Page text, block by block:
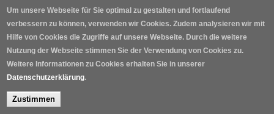
Um unsere Webseite für Sie optimal zu gestalten und fortlaufend
verbessern zu können, verwenden wir Cookies. Zudem analysieren wir mit
Hilfe von Cookies die Zugriffe auf unsere Webseite. Durch die weitere
Nutzung der Webseite stimmen Sie der Verwendung von Cookies zu.
Weitere Informationen zu Cookies erhalten Sie in unserer
Datenschutzerklärung.
Zustimmen
Direkt zum Inhalt
Home /Forschungs- und Förderpreise